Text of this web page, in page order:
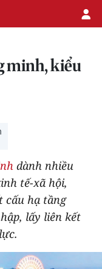
minh, kiểu
dành nhiều
tế-xã hội,
cấu hạ tầng
lấy liên kết